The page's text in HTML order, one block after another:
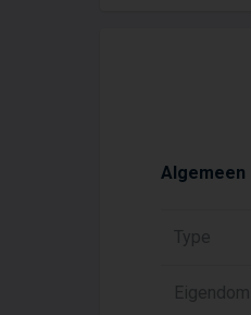
Algemeen
Type
Eigendom